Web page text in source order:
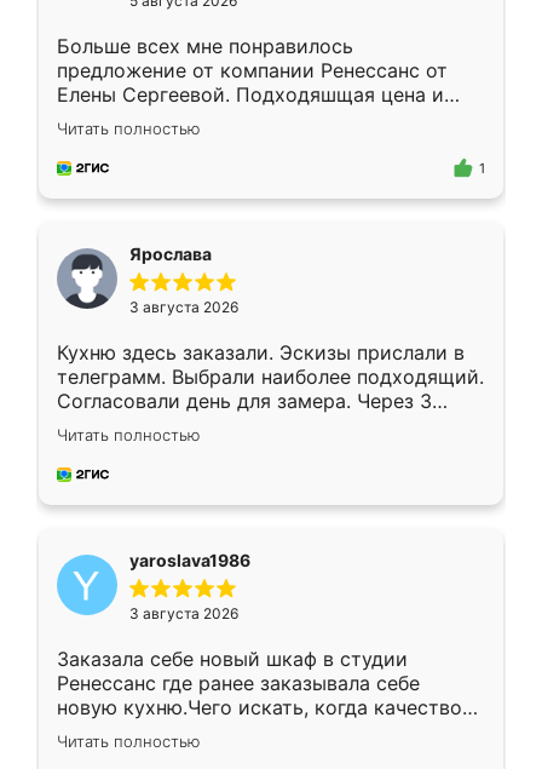
Больше всех мне понравилось
предложение от компании Ренессанс от
Елены Сергеевой. Подходяшщая цена и
короткие сроки изготовления. Приехавший
для замера сотрудник Владислав
предложил по моему эскизу самый
Читать полностью
1
Ярослава
3 августа 2026
Кухню здесь заказали. Эскизы прислали в
телеграмм. Выбрали наиболее подходящий.
Согласовали день для замера. Через 3
недели кухня была уже готова. Остались
довольны работой. Спасибо Ренессанс
мебель за качественную работу!
Читать полностью
yaroslava1986
3 августа 2026
Заказала себе новый шкаф в студии
Ренессанс где ранее заказывала себе
новую кухню.Чего искать, когда качеством
вполне довольна. Служит кухня уже почти
два года, нареканий нет.
Читать полностью